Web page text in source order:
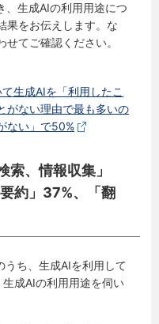
、生成AIの利用用途につ
果をお伝えします。な
てご確認ください。
生成AIを「利用したこ
がない理由で最も多いの
ない」で50%
索、情報収集」
約」37%、「翻
ち、生成AIを利用して
成AIの利用用途を伺い